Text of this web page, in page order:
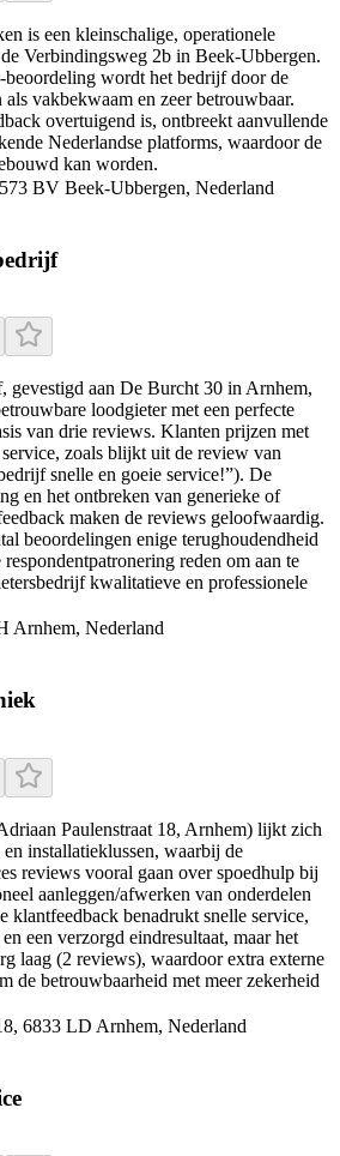
is een kleinschalige, operationele
Verbindingsweg 2b in Beek‑Ubbergen.
wordt het bedrijf door de
als vakbekwaam en zeer betrouwbaar.
overtuigend is, ontbreekt aanvullende
Nederlandse platforms, waardoor de
kan worden.
BV Beek-Ubbergen, Nederland
gevestigd aan De Burcht 30 in Arnhem,
loodgieter met een perfecte
van drie reviews. Klanten prijzen met
service, zoals blijkt uit de review van
snelle en goeie service!”). De
en het ontbreken van generieke of
maken de reviews geloofwaardig.
beoordelingen enige terughoudendheid
reden om aan te
kwalitatieve en professionele
Arnhem, Nederland
Paulenstraat 18, Arnhem) lijkt zich
installatieklussen, waarbij de
reviews vooral gaan over spoedhulp bij
aanleggen/afwerken van onderdelen
klantfeedback benadrukt snelle service,
een verzorgd eindresultaat, maar het
laag (2 reviews), waardoor extra externe
de betrouwbaarheid met meer zekerheid
6833 LD Arnhem, Nederland